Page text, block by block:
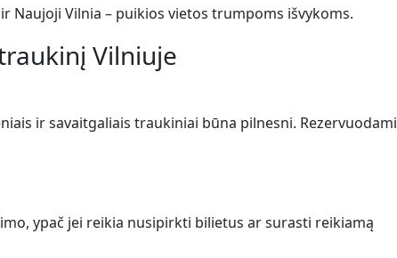
Naujoji Vilnia – puikios vietos trumpoms išvykoms.
Vilniuje
ir savaitgaliais traukiniai būna pilnesni. Rezervuodami
ypač jei reikia nusipirkti bilietus ar surasti reikiamą